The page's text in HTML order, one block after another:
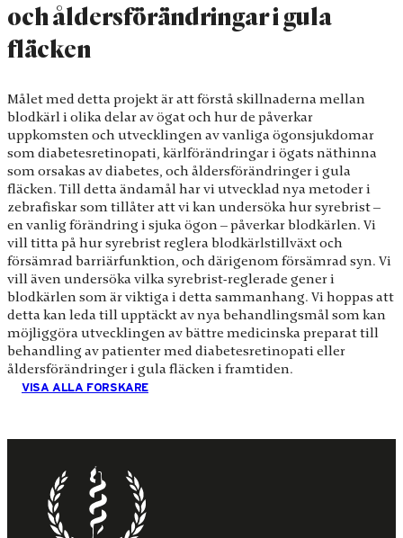
och åldersförändringar i gula
fläcken
Målet med detta projekt är att förstå skillnaderna mellan
blodkärl i olika delar av ögat och hur de påverkar
uppkomsten och utvecklingen av vanliga ögonsjukdomar
som diabetesretinopati, kärlförändringar i ögats näthinna
som orsakas av diabetes, och åldersförändringer i gula
fläcken. Till detta ändamål har vi utvecklad nya metoder i
zebrafiskar som tillåter att vi kan undersöka hur syrebrist –
en vanlig förändring i sjuka ögon – påverkar blodkärlen. Vi
vill titta på hur syrebrist reglera blodkärlstillväxt och
försämrad barriärfunktion, och därigenom försämrad syn. Vi
vill även undersöka vilka syrebrist-reglerade gener i
blodkärlen som är viktiga i detta sammanhang. Vi hoppas att
detta kan leda till upptäckt av nya behandlingsmål som kan
möjliggöra utvecklingen av bättre medicinska preparat till
behandling av patienter med diabetesretinopati eller
åldersförändringer i gula fläcken i framtiden.
VISA ALLA FORSKARE